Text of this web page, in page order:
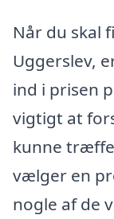
Når du skal
Uggerslev,
ind i prisen
vigtigt at
kunne
vælger en
nogle af de